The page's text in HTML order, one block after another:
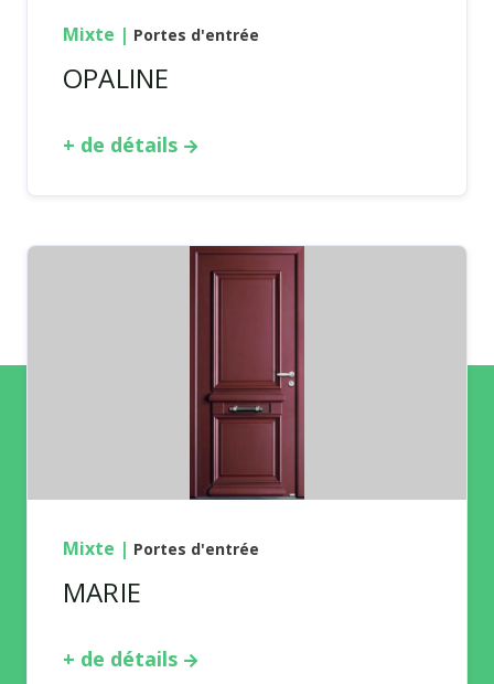
Mixte | Portes d'entrée
OPALINE
+ de détails
Mixte | Portes d'entrée
MARIE
+ de détails